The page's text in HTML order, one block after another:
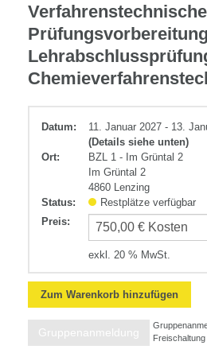
Chemie
Verfahrenstechnik
Verfahrenstechnische
Datum:
11. Januar 2027 - 13.
(Details siehe unten)
Ort:
BZL 1 - Im Grüntal 2
Im Grüntal 2
4860 Lenzing
Status:
Restplätze verfügbar
Preis:
exkl. 20 % MwSt.
Zum Warenkorb hinzufügen
Gruppenanmeldung